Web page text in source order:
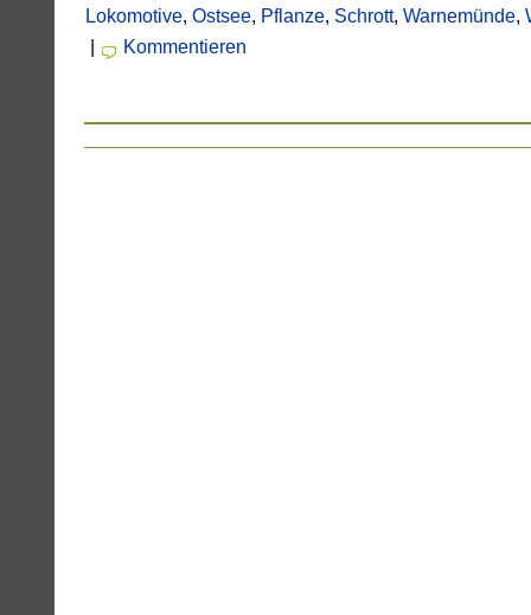
Lokomotive, Ostsee, Pflanze, Schrott, Warnemünde,
|
Kommentieren